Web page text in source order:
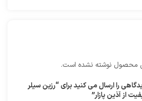
محصول نوشته نشده است.
را ارسال می کنید برای “رزین سیلر
از آذین پازار”